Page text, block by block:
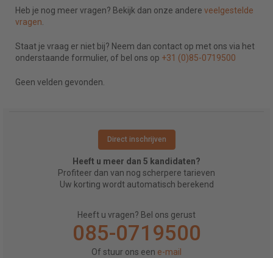
Heb je nog meer vragen? Bekijk dan onze andere veelgestelde
vragen.
Staat je vraag er niet bij? Neem dan contact op met ons via het
onderstaande formulier, of bel ons op +31 (0)85-0719500
Geen velden gevonden.
Direct inschrijven
Heeft u meer dan 5 kandidaten?
Profiteer dan van nog scherpere tarieven
Uw korting wordt automatisch berekend
Heeft u vragen? Bel ons gerust
085-0719500
Of stuur ons een e-mail